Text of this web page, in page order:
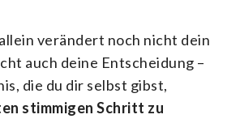
verändert noch nicht dein
auch deine Entscheidung –
die du dir selbst gibst,
stimmigen Schritt zu